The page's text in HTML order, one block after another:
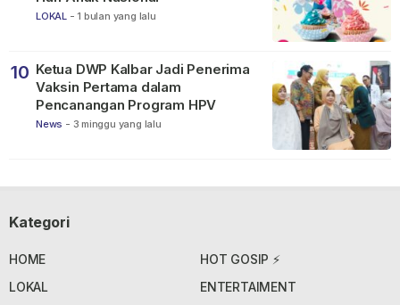
LOKAL - 1 bulan yang lalu
10 Ketua DWP Kalbar Jadi Penerima
Vaksin Pertama dalam
Pencanangan Program HPV
News - 3 minggu yang lalu
Kategori
HOME
HOT GOSIP ⚡
LOKAL
ENTERTAIMENT